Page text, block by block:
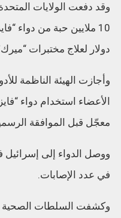
دولار لعلاج مختبرات
وأجازت الهيئة الناظمة
معجّل قبل الموافقة
ووصل الدواء إلى إسرائيل
في عدد الإصابات.
وكشفت السلطات الصحية